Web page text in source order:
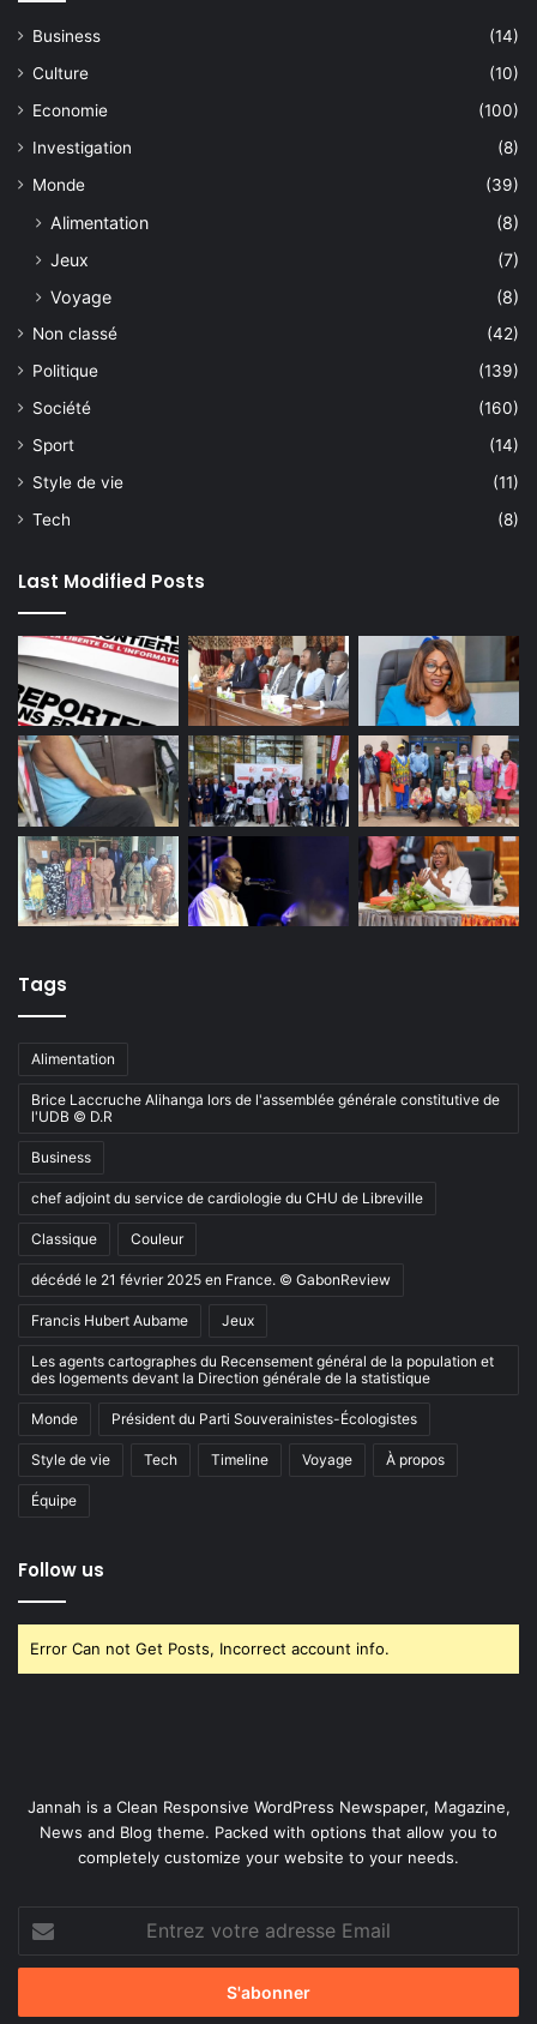
Business
(14)
Culture
(10)
Economie
(100)
Investigation
(8)
Monde
(39)
Alimentation
(8)
Jeux
(7)
Voyage
(8)
Non classé
(42)
Politique
(139)
Société
(160)
Sport
(14)
Style de vie
(11)
Tech
(8)
Last Modified Posts
Tags
Alimentation
Brice Laccruche Alihanga lors de l'assemblée générale constitutive de
l'UDB © D.R
Business
chef adjoint du service de cardiologie du CHU de Libreville
Classique Couleur
décédé le 21 février 2025 en France. © GabonReview
Francis Hubert Aubame Jeux
Les agents cartographes du Recensement général de la population et
des logements devant la Direction générale de la statistique
Monde Président du Parti Souverainistes-Écologistes
Style de vie Tech Timeline Voyage À propos
Équipe
Follow us
Error Can not Get Posts, Incorrect account info.
Jannah is a Clean Responsive WordPress Newspaper, Magazine,
News and Blog theme. Packed with options that allow you to
completely customize your website to your needs.
Entrez
votre
adresse